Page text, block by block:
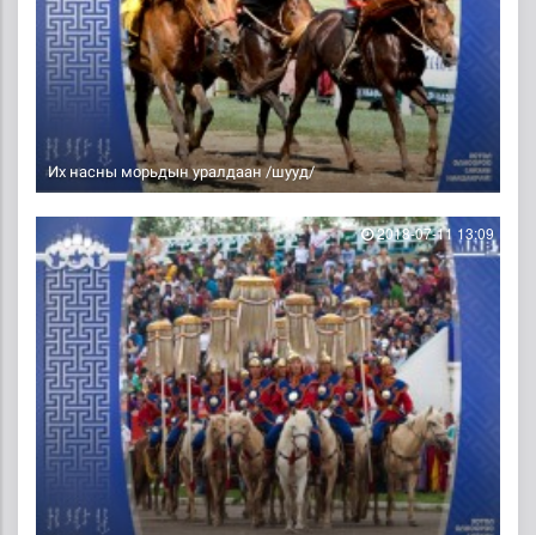
Их насны морьдын уралдаан /шууд/
2018-07-11 13:09